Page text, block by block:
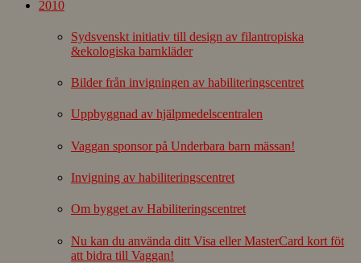
2010
Sydsvenskt initiativ till design av filantropiska
&ekologiska barnkläder
Bilder från invigningen av habiliteringscentret
Uppbyggnad av hjälpmedelscentralen
Vaggan sponsor på Underbara barn mässan!
Invigning av habiliteringscentret
Om bygget av Habiliteringscentret
Nu kan du använda ditt Visa eller MasterCard kort föt
att bidra till Vaggan!